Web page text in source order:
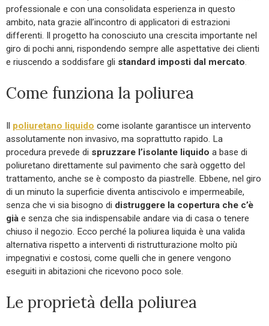
professionale e con una consolidata esperienza in questo
ambito, nata grazie all’incontro di applicatori di estrazioni
differenti. Il progetto ha conosciuto una crescita importante nel
giro di pochi anni, rispondendo sempre alle aspettative dei clienti
e riuscendo a soddisfare gli standard imposti dal mercato.
Come funziona la poliurea
Il poliuretano liquido come isolante garantisce un intervento
assolutamente non invasivo, ma soprattutto rapido. La
procedura prevede di spruzzare l’isolante liquido a base di
poliuretano direttamente sul pavimento che sarà oggetto del
trattamento, anche se è composto da piastrelle. Ebbene, nel giro
di un minuto la superficie diventa antiscivolo e impermeabile,
senza che vi sia bisogno di distruggere la copertura che c’è
già e senza che sia indispensabile andare via di casa o tenere
chiuso il negozio. Ecco perché la poliurea liquida è una valida
alternativa rispetto a interventi di ristrutturazione molto più
impegnativi e costosi, come quelli che in genere vengono
eseguiti in abitazioni che ricevono poco sole.
Le proprietà della poliurea